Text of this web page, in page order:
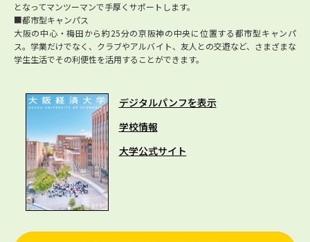
となってマンツーマンで手厚くサポートします。
■都市型キャンパス
大阪の中心・梅田から約25分の京阪神の中央に位置する都市型キャンパ
ス。学業だけでなく、クラブやアルバイト、友人との交遊など、さまざまな
学生生活でその利便性を活用することができます。
デジタルパンフを表示
学校情報
大学公式サイト